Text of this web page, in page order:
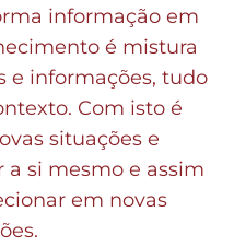
informação em
é mistura
e informações, tudo
Com isto é
situações e
a si mesmo e assim
em novas